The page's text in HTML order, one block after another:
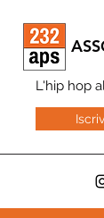
L'hip hop